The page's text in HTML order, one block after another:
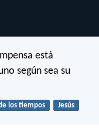
está
según sea su
los tiempos Jesús